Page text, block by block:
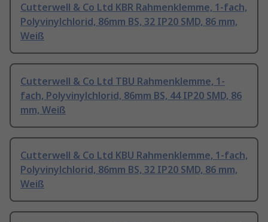
Cutterwell & Co Ltd KBR Rahmenklemme, 1-fach,
Polyvinylchlorid, 86mm BS, 32 IP20 SMD, 86 mm,
Weiß
Cutterwell & Co Ltd TBU Rahmenklemme, 1-
fach, Polyvinylchlorid, 86mm BS, 44 IP20 SMD, 86
mm, Weiß
Cutterwell & Co Ltd KBU Rahmenklemme, 1-fach,
Polyvinylchlorid, 86mm BS, 32 IP20 SMD, 86 mm,
Weiß